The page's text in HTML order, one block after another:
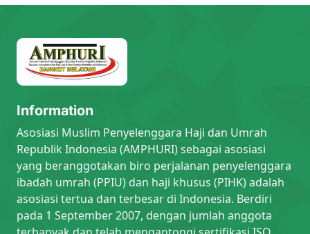
Information
Asosiasi Muslim Penyelenggara Haji dan Umrah
Republik Indonesia (AMPHURI) sebagai asosiasi
yang beranggotakan biro perjalanan penyelenggara
ibadah umrah (PPIU) dan haji khusus (PIHK) adalah
asosiasi tertua dan terbesar di Indonesia. Berdiri
pada 1 September 2007, dengan jumlah anggota